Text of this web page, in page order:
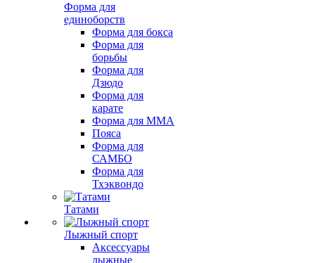
Форма для
единоборств
Форма для бокса
Форма для
борьбы
Форма для
Дзюдо
Форма для
карате
Форма для MMA
Пояса
Форма для
САМБО
Форма для
Тхэквондо
Татами
Лыжный спорт
Аксессуары
лыжные